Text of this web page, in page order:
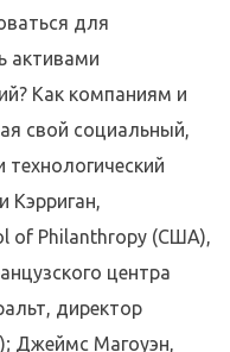
для
активами
Как компаниям и
свой социальный,
технологический
Кэрриган,
of Philanthropy (США),
центра
директор
Джеймс Магоуэн,